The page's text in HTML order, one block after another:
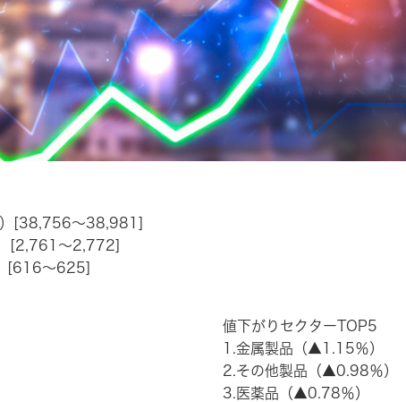
[38,756～38,981]
[2,761～2,772]
[616～625]
値下がりセクターTOP5
1.金属製品（▲1.15％）
2.その他製品（▲0.98％）
3.医薬品（▲0.78％）